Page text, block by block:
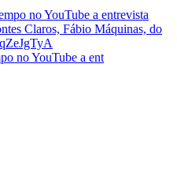
no YouTube a ent